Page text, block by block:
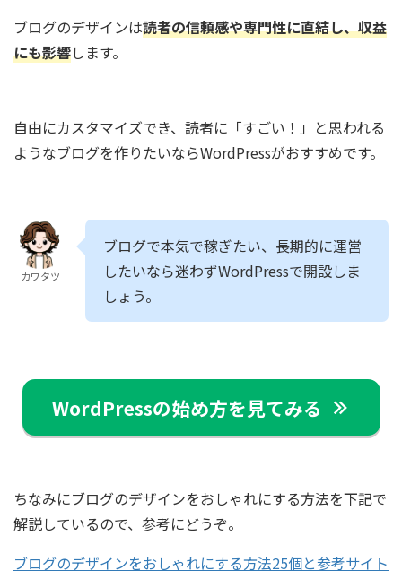
ブログのデザインは読者の信頼感や専門性に直結し、収益
にも影響します。
自由にカスタマイズでき、読者に「すごい！」と思われる
ようなブログを作りたいならWordPressがおすすめです。
カワタツ
ブログで本気で稼ぎたい、長期的に運営
したいなら迷わずWordPressで開設しま
しょう。
WordPressの始め方を見てみる
ちなみにブログのデザインをおしゃれにする方法を下記で
解説しているので、参考にどうぞ。
ブログのデザインをおしゃれにする方法25個と参考サイト